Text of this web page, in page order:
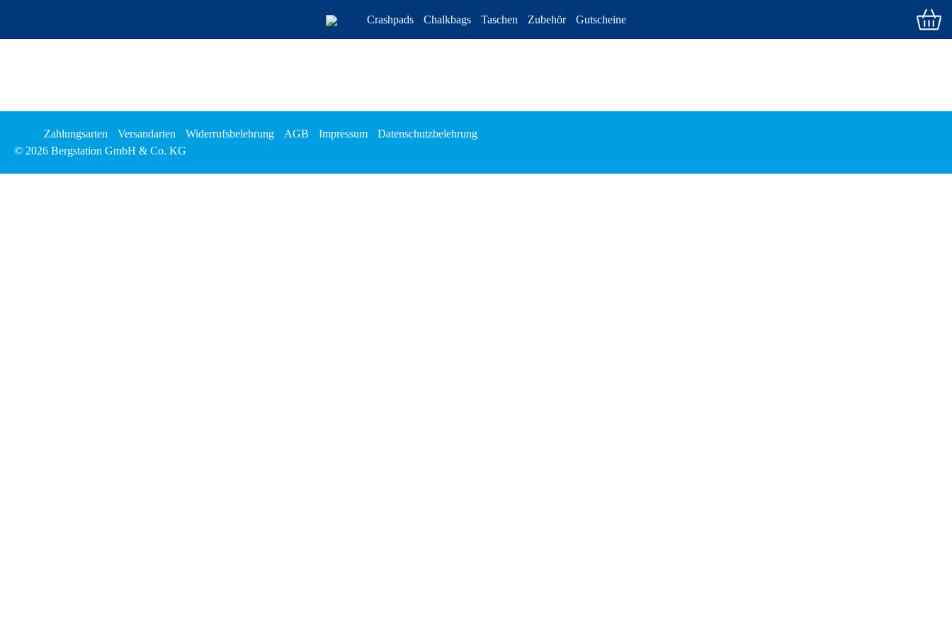
Crashpads Chalkbags Taschen Zubehör Gutscheine
Zahlungsarten Versandarten Widerrufsbelehrung AGB Impressum
Datenschutzbelehrung
© 2026 Bergstation GmbH & Co. KG